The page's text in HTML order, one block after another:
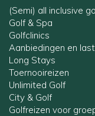
(Semi) all inclusive
Golf & Spa
Golfclinics
Aanbiedingen en
Long Stays
Toernooireizen
Unlimited Golf
City & Golf
Golfreizen voor